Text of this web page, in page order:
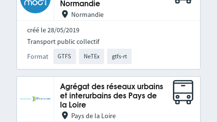
Normandie
Normandie
créé le 28/05/2019
Format GTFS NeTEx gtfs-rt
Transport public collectif
Agrégat des réseaux urbains
et interurbains des Pays de
la Loire
Pays de la Loire